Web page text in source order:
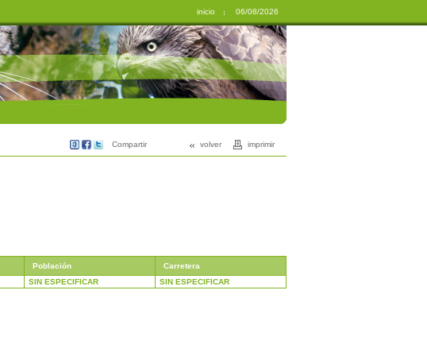
inicio 06/08/2026
imprimir
volver
Compartir
Población
Carretera
SIN ESPECIFICAR SIN ESPECIFICAR